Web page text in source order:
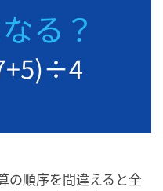
の順序を間違えると全